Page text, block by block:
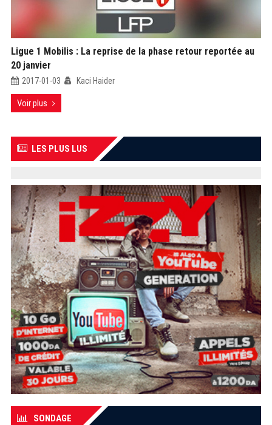
Ligue 1 Mobilis : La reprise de la phase retour reportée au
20 janvier
2017-01-03 Kaci Haider
Voir plus
LES PLUS LUS
SONDAGE